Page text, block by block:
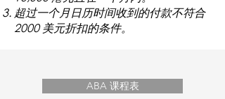
超过一个月日历时间收到的付款不符合
2000 美元折扣的条件。
ABA 课程表